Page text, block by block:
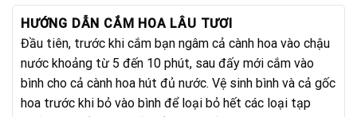
950.000₫.
HƯỚNG DẪN CẮM HOA LÂU TƯƠI
Đầu tiên, trước khi cắm bạn ngâm cả cành hoa vào chậu
nước khoảng từ 5 đến 10 phút, sau đấy mới cắm vào
bình cho cả cành hoa hút đủ nước. Vệ sinh bình và cả gốc
hoa trước khi bỏ vào bình để loại bỏ hết các loại tạp